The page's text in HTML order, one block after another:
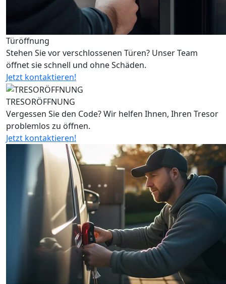
Türöffnung
Stehen Sie vor verschlossenen Türen? Unser Team
öffnet sie schnell und ohne Schäden.
Jetzt kontaktieren!
TRESORÖFFNUNG
Vergessen Sie den Code? Wir helfen Ihnen, Ihren Tresor
problemlos zu öffnen.
Jetzt kontaktieren!